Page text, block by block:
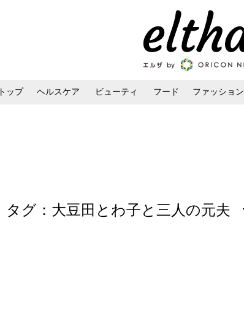
トップ ヘルスケア ビューティ フード ファッション
タグ：大豆田とわ子と三人の元夫